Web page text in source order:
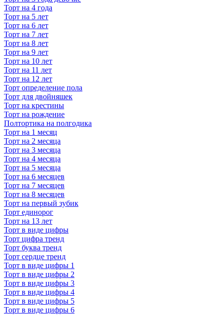
Торт на 4 года
Торт на 5 лет
Торт на 6 лет
Торт на 7 лет
Торт на 8 лет
Торт на 9 лет
Торт на 10 лет
Торт на 11 лет
Торт на 12 лет
Торт определение пола
Торт для двойняшек
Торт на крестины
Торт на рождение
Полтортика на полгодика
Торт на 1 месяц
Торт на 2 месяца
Торт на 3 месяца
Торт на 4 месяца
Торт на 5 месяца
Торт на 6 месяцев
Торт на 7 месяцев
Торт на 8 месяцев
Торт на первый зубик
Торт единорог
Торт на 13 лет
Торт в виде цифры
Торт цифра тренд
Торт буква тренд
Торт сердце тренд
Торт в виде цифры 1
Торт в виде цифры 2
Торт в виде цифры 3
Торт в виде цифры 4
Торт в виде цифры 5
Торт в виде цифры 6